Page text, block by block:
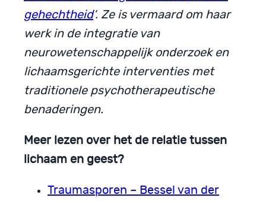
gehechtheid‘. Ze is vermaard om haar
werk in de integratie van
neurowetenschappelijk onderzoek en
lichaamsgerichte interventies met
traditionele psychotherapeutische
benaderingen.
Meer lezen over het de relatie tussen
lichaam en geest?
Traumasporen – Bessel van der